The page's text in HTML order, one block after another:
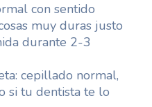
con sentido
muy duras justo
durante 2-3
cepillado normal,
si tu dentista te lo